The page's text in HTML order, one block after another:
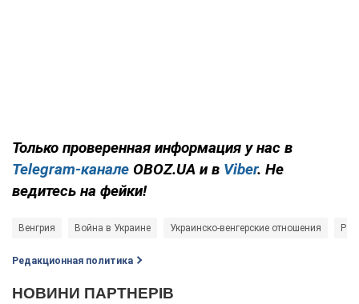
Только проверенная информация у нас в
Telegram-канале OBOZ.UA и в Viber. Не
ведитесь на фейки!
Венгрия Война в Украине Украинско-венгерские отношения
Редакционная политика